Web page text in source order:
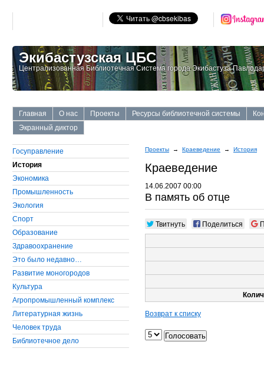
Экибастузская ЦБС
Централизованная Библиотечная Система города Экибастуза
Главная О нас Проекты Ресурсы библиотечной системы
Экранный диктор
Госуправление
История
Экономика
Промышленность
Экология
Cпорт
Образование
Здравоохранение
Это было недавно…
Развитие моногородов
Культура
Агропромышленный комплекс
Литературная жизнь
Человек труда
Библиотечное дело
Проекты → Краеведение → История
Краеведение
14.06.2007 00:00
В память об отце
Твитнуть Поделиться
Возврат к списку